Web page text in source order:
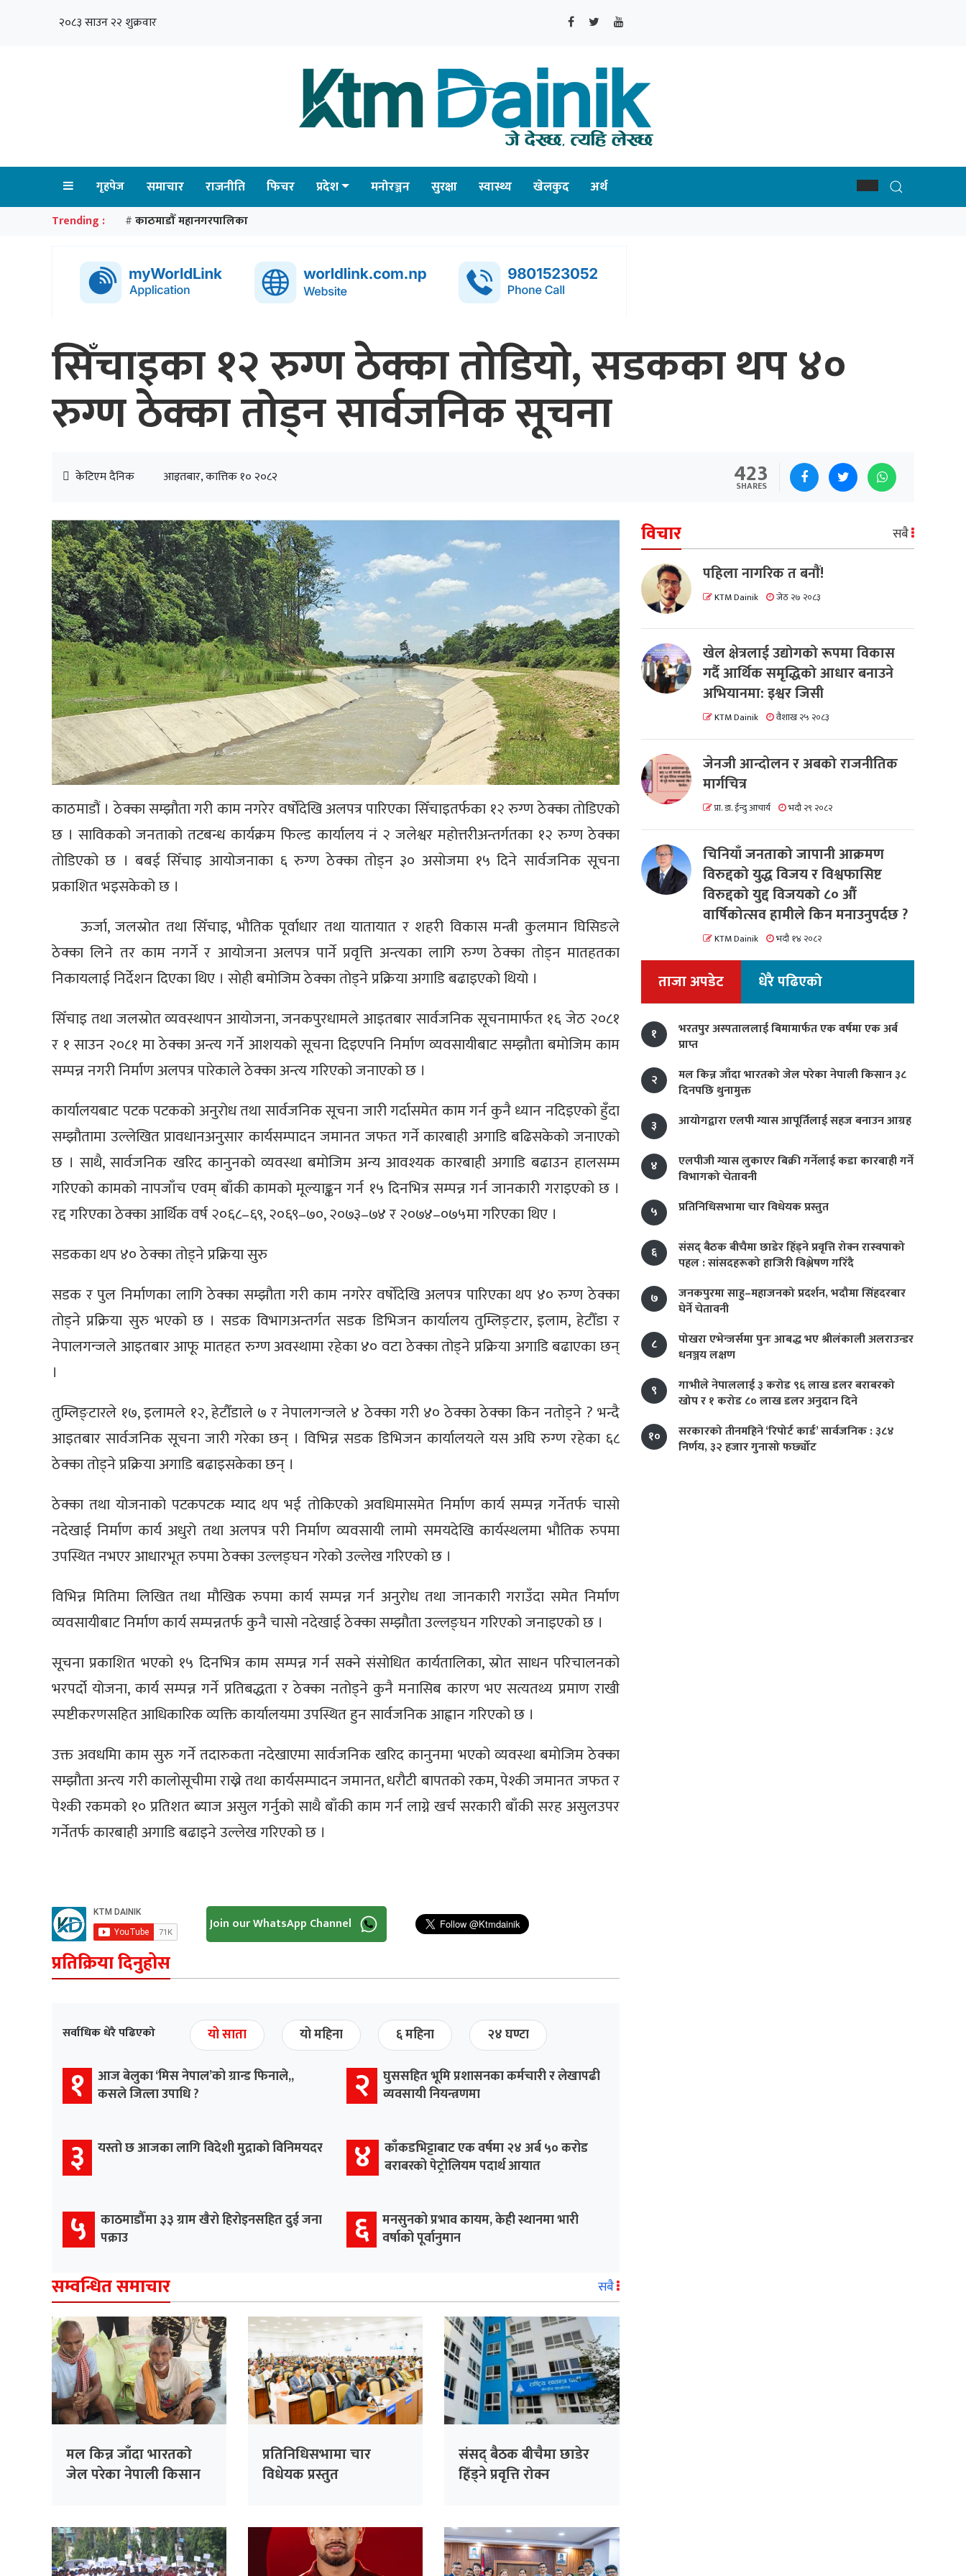
२०८३ साउन २२ शुक्रवार
गृहपेज समाचार राजनीति फिचर प्रदेश मनोरञ्जन सुरक्षा स्वास्थ्य खेलकुद अर्थ
Trending : # काठमाडौँ महानगरपालिका
सिँचाइका १२ रुग्ण ठेक्का तोडियो, सडकका थप ४०
रुग्ण ठेक्का तोड्न सार्वजनिक सूचना
केटिएम दैनिक आइतबार, कात्तिक १० २०८२ 423
SHARES
काठमाडौं । ठेक्का सम्झौता गरी काम नगरेर वर्षोंदेखि अलपत्र पारिएका सिँचाइतर्फका १२ रुग्ण ठेक्का तोडिएको
छ । साविकको जनताको तटबन्ध कार्यक्रम फिल्ड कार्यालय नं २ जलेश्वर महोत्तरीअन्तर्गतका १२ रुग्ण ठेक्का
तोडिएको छ । बबई सिँचाइ आयोजनाका ६ रुग्ण ठेक्का तोड्न ३० असोजमा १५ दिने सार्वजनिक सूचना
प्रकाशित भइसकेको छ ।
ऊर्जा, जलस्रोत तथा सिँचाइ, भौतिक पूर्वाधार तथा यातायात र शहरी विकास मन्त्री कुलमान घिसिङले
ठेक्का लिने तर काम नगर्ने र आयोजना अलपत्र पार्ने प्रवृत्ति अन्त्यका लागि रुग्ण ठेक्का तोड्न मातहतका
निकायलाई निर्देशन दिएका थिए । सोही बमोजिम ठेक्का तोड्ने प्रक्रिया अगाडि बढाइएको थियो ।
सिँचाइ तथा जलस्रोत व्यवस्थापन आयोजना, जनकपुरधामले आइतबार सार्वजनिक सूचनामार्फत १६ जेठ २०८१
र १ साउन २०८१ मा ठेक्का अन्त्य गर्ने आशयको सूचना दिइएपनि निर्माण व्यवसायीबाट सम्झौता बमोजिम काम
सम्पन्न नगरी निर्माण अलपत्र पारेकाले ठेक्का अन्त्य गरिएको जनाएको छ ।
कार्यालयबाट पटक पटकको अनुरोध तथा सार्वजनिक सूचना जारी गर्दासमेत काम गर्न कुनै ध्यान नदिइएको हुँदा
सम्झौतामा उल्लेखित प्रावधानअनुसार कार्यसम्पादन जमानत जफत गर्ने कारबाही अगाडि बढिसकेको जनाएको
छ । साथै, सार्वजनिक खरिद कानुनको व्यवस्था बमोजिम अन्य आवश्यक कारबाही अगाडि बढाउन हालसम्म
गरिएको कामको नापजाँच एवम् बाँकी कामको मूल्याङ्कन गर्न १५ दिनभित्र सम्पन्न गर्न जानकारी गराइएको छ ।
रद्द गरिएका ठेक्का आर्थिक वर्ष २०६८–६९, २०६९–७०, २०७३–७४ र २०७४–०७५मा गरिएका थिए ।
सडकका थप ४० ठेक्का तोड्ने प्रक्रिया सुरु
सडक र पुल निर्माणका लागि ठेक्का सम्झौता गरी काम नगरेर वर्षोंदेखि अलपत्र पारिएका थप ४० रुग्ण ठेक्का
तोड्ने प्रक्रिया सुरु भएको छ । सडक विभागअन्तर्गत सडक डिभिजन कार्यालय तुम्लिङ्टार, इलाम, हेटौँडा र
नेपालगन्जले आइतबार आफू मातहत रुग्ण अवस्थामा रहेका ४० वटा ठेक्का तोड्ने प्रक्रिया अगाडि बढाएका छन्
।
तुम्लिङ्टारले १७, इलामले १२, हेटौँडाले ७ र नेपालगन्जले ४ ठेक्का गरी ४० ठेक्का ठेक्का किन नतोड्ने ? भन्दै
आइतबार सार्वजनिक सूचना जारी गरेका छन् । विभिन्न सडक डिभिजन कार्यालयले यस अघि रुग्ण रहेका ६८
ठेक्का तोड्ने प्रक्रिया अगाडि बढाइसकेका छन् ।
ठेक्का तथा योजनाको पटकपटक म्याद थप भई तोकिएको अवधिमासमेत निर्माण कार्य सम्पन्न गर्नेतर्फ चासो
नदेखाई निर्माण कार्य अधुरो तथा अलपत्र परी निर्माण व्यवसायी लामो समयदेखि कार्यस्थलमा भौतिक रुपमा
उपस्थित नभएर आधारभूत रुपमा ठेक्का उल्लङ्घन गरेको उल्लेख गरिएको छ ।
विभिन्न मितिमा लिखित तथा मौखिक रुपमा कार्य सम्पन्न गर्न अनुरोध तथा जानकारी गराउँदा समेत निर्माण
व्यवसायीबाट निर्माण कार्य सम्पन्नतर्फ कुनै चासो नदेखाई ठेक्का सम्झौता उल्लङ्घन गरिएको जनाइएको छ ।
सूचना प्रकाशित भएको १५ दिनभित्र काम सम्पन्न गर्न सक्ने संसोधित कार्यतालिका, स्रोत साधन परिचालनको
भरपर्दो योजना, कार्य सम्पन्न गर्ने प्रतिबद्धता र ठेक्का नतोड्ने कुनै मनासिब कारण भए सत्यतथ्य प्रमाण राखी
स्पष्टीकरणसहित आधिकारिक व्यक्ति कार्यालयमा उपस्थित हुन सार्वजनिक आह्वान गरिएको छ ।
उक्त अवधमिा काम सुरु गर्ने तदारुकता नदेखाएमा सार्वजनिक खरिद कानुनमा भएको व्यवस्था बमोजिम ठेक्का
सम्झौता अन्त्य गरी कालोसूचीमा राख्ने तथा कार्यसम्पादन जमानत, धरौटी बापतको रकम, पेश्की जमानत जफत र
पेश्की रकमको १० प्रतिशत ब्याज असुल गर्नुको साथै बाँकी काम गर्न लाग्ने खर्च सरकारी बाँकी सरह असुलउपर
गर्नेतर्फ कारबाही अगाडि बढाइने उल्लेख गरिएको छ ।
Join our WhatsApp Channel
प्रतिक्रिया दिनुहोस
सर्वाधिक धेरै पढिएको यो साता यो महिना ६ महिना २४ घण्टा
१
आज बेलुका ‘मिस नेपाल’को ग्रान्ड फिनाले,,
कसले जित्ला उपाधि ?
२
घुससहित भूमि प्रशासनका कर्मचारी र लेखापढी
व्यवसायी नियन्त्रणमा
३ यस्तो छ आजका लागि विदेशी मुद्राको विनिमयदर ४
काँकडभिट्टाबाट एक वर्षमा २४ अर्ब ५० करोड
बराबरको पेट्रोलियम पदार्थ आयात
५
काठमाडौँमा ३३ ग्राम खैरो हिरोइनसहित दुई जना
पक्राउ
६ मनसुनको प्रभाव कायम, केही स्थानमा भारी
वर्षाको पूर्वानुमान
सम्वन्धित समाचार सबै
मल किन्न जाँदा भारतको
जेल परेका नेपाली किसान
प्रतिनिधिसभामा चार
विधेयक प्रस्तुत
संसद् बैठक बीचैमा छाडेर
हिँड्ने प्रवृत्ति रोक्न
विश्लेषण गरिँदै
विचार सबै
पहिला नागरिक त बनाैं!
KTM Dainik जेठ २७ २०८३
खेल क्षेत्रलाई उद्योगको रूपमा विकास
गर्दै आर्थिक समृद्धिको आधार बनाउने
अभियानमा: इश्वर जिसी
KTM Dainik वैशाख २५ २०८३
जेनजी आन्दोलन र अबको राजनीतिक
मार्गचित्र
प्रा. डा. ईन्दु आचार्य भदौ २९ २०८२
चिनियाँ जनताको जापानी आक्रमण
विरुद्दको युद्ध विजय र विश्वफासिष्ट
विरुद्दको युद्द विजयको ८० औं
वार्षिकोत्सव हामीले किन मनाउनुपर्दछ ?
KTM Dainik भदौ १४ २०८२
ताजा अपडेट धेरै पढिएको
१
भरतपुर अस्पताललाई बिमामार्फत एक वर्षमा एक अर्ब
प्राप्त
२
मल किन्न जाँदा भारतको जेल परेका नेपाली किसान ३८
दिनपछि थुनामुक्त
३
आयोगद्वारा एलपी ग्यास आपूर्तिलाई सहज बनाउन आग्रह
४
एलपीजी ग्यास लुकाएर बिक्री गर्नेलाई कडा कारबाही गर्ने
विभागको चेतावनी
५
प्रतिनिधिसभामा चार विधेयक प्रस्तुत
६
संसद् बैठक बीचैमा छाडेर हिँड्ने प्रवृत्ति रोक्न रास्वपाको
पहल : सांसदहरूको हाजिरी विश्लेषण गरिँदै
७
जनकपुरमा साहु–महाजनको प्रदर्शन, भदौमा सिंहदरबार
घेर्ने चेतावनी
८
पोखरा एभेन्जर्समा पुनः आबद्ध भए श्रीलंकाली अलराउन्डर
धनञ्जय लक्षण
९
गाभीले नेपाललाई ३ करोड ९६ लाख डलर बराबरको
खोप र १ करोड ८० लाख डलर अनुदान दिने
१०
सरकारको तीनमहिने ‘रिपोर्ट कार्ड’ सार्वजनिक : ३८४
निर्णय, ३२ हजार गुनासो फर्छ्योट